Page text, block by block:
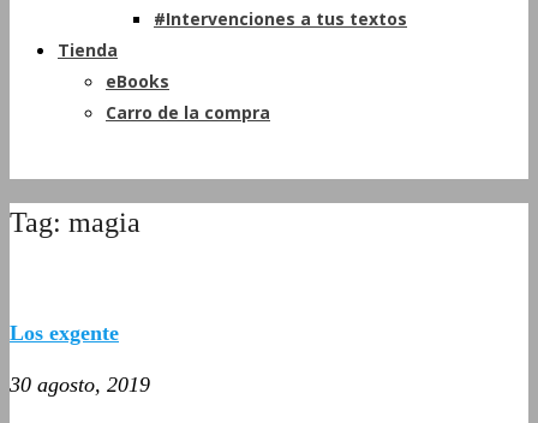
#Intervenciones a tus textos
Tienda
eBooks
Carro de la compra
Tag: magia
Los exgente
30 agosto, 2019